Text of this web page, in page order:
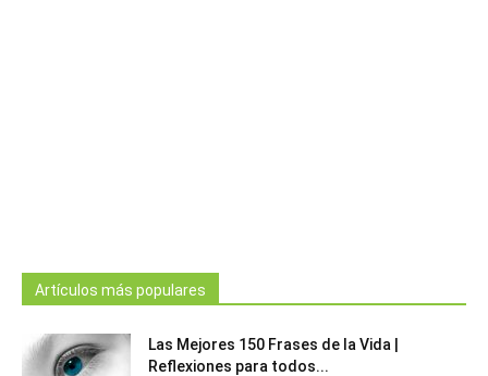
Artículos más populares
Las Mejores 150 Frases de la Vida |
Reflexiones para todos...